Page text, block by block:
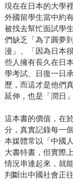
現在在日本的大學
外國留學生當中約
被找去幫忙面試學
們缺乏「為了圓夢
漫」、「因為日本
些人擁有長久在日
學考試、日復一日
歷，而這才是他們
延伸，也是「潤日
這本書的價值，在
分，真實記錄每一
本媒體常以「中國
大書特書，但實際
情況串連起來，就
判斷出中國社會正